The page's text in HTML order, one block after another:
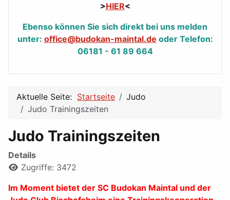
>HIER<
Ebenso können Sie sich direkt bei uns melden
unter: office@budokan-maintal.de oder Telefon:
06181 - 61 89 664
Aktuelle Seite: Startseite
Judo
Judo Trainingszeiten
Judo Trainingszeiten
Details
Zugriffe: 3472
Im Moment bietet der SC Budokan Maintal und der